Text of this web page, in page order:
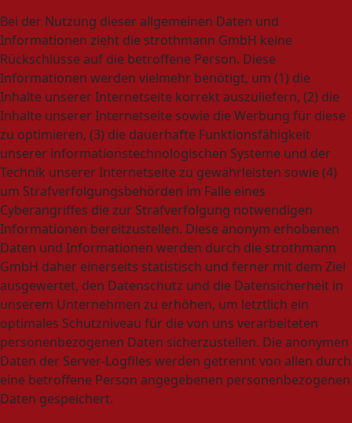
Bei der Nutzung dieser allgemeinen Daten und
Informationen zieht die strothmann GmbH keine
Rückschlüsse auf die betroffene Person. Diese
Informationen werden vielmehr benötigt, um (1) die
Inhalte unserer Internetseite korrekt auszuliefern, (2) die
Inhalte unserer Internetseite sowie die Werbung für diese
zu optimieren, (3) die dauerhafte Funktionsfähigkeit
unserer informationstechnologischen Systeme und der
Technik unserer Internetseite zu gewährleisten sowie (4)
um Strafverfolgungsbehörden im Falle eines
Cyberangriffes die zur Strafverfolgung notwendigen
Informationen bereitzustellen. Diese anonym erhobenen
Daten und Informationen werden durch die strothmann
GmbH daher einerseits statistisch und ferner mit dem Ziel
ausgewertet, den Datenschutz und die Datensicherheit in
unserem Unternehmen zu erhöhen, um letztlich ein
optimales Schutzniveau für die von uns verarbeiteten
personenbezogenen Daten sicherzustellen. Die anonymen
Daten der Server-Logfiles werden getrennt von allen durch
eine betroffene Person angegebenen personenbezogenen
Daten gespeichert.